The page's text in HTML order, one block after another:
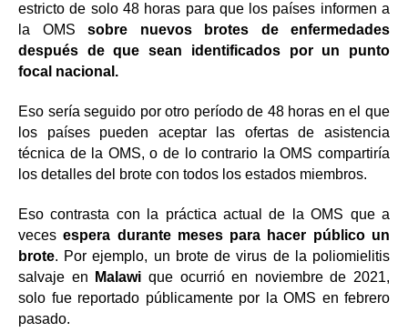
estricto de solo 48 horas para que los países informen a
la OMS sobre nuevos brotes de enfermedades
después de que sean identificados por un punto
focal nacional.
Eso sería seguido por otro período de 48 horas en el que
los países pueden aceptar las ofertas de asistencia
técnica de la OMS, o de lo contrario la OMS compartiría
los detalles del brote con todos los estados miembros.
Eso contrasta con la práctica actual de la OMS que a
vecesespera durante meses para hacer público un
brote. Por ejemplo, un brote de virus de la poliomielitis
salvaje en
Malawi que ocurrió en noviembre de 2021,
solo fue reportado públicamente por la OMS en febrero
pasado.